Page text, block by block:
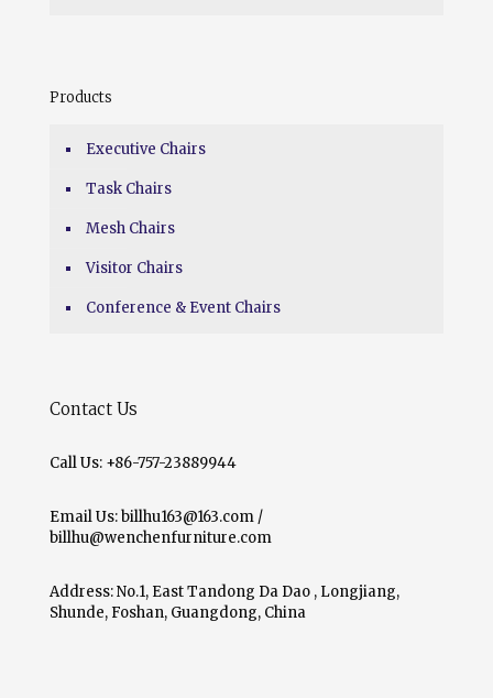
Products
Executive Chairs
Task Chairs
Mesh Chairs
Visitor Chairs
Conference & Event Chairs
Contact Us
Call Us: +86-757-23889944
Email Us: billhu163@163.com /
billhu@wenchenfurniture.com
Address: No.1, East Tandong Da Dao , Longjiang,
Shunde, Foshan, Guangdong, China